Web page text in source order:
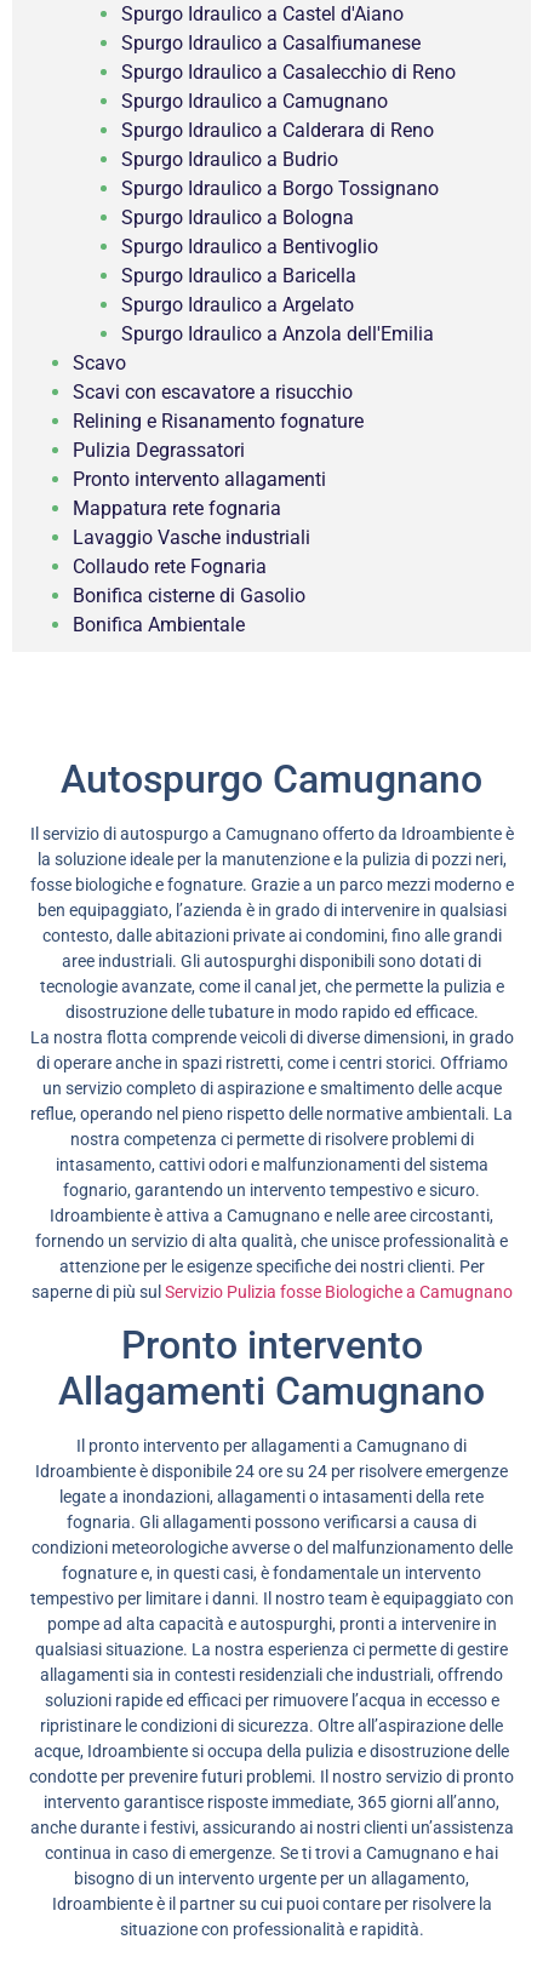
Spurgo Idraulico a Castel d'Aiano
Spurgo Idraulico a Casalfiumanese
Spurgo Idraulico a Casalecchio di Reno
Spurgo Idraulico a Camugnano
Spurgo Idraulico a Calderara di Reno
Spurgo Idraulico a Budrio
Spurgo Idraulico a Borgo Tossignano
Spurgo Idraulico a Bologna
Spurgo Idraulico a Bentivoglio
Spurgo Idraulico a Baricella
Spurgo Idraulico a Argelato
Spurgo Idraulico a Anzola dell'Emilia
Scavo
Scavi con escavatore a risucchio
Relining e Risanamento fognature
Pulizia Degrassatori
Pronto intervento allagamenti
Mappatura rete fognaria
Lavaggio Vasche industriali
Collaudo rete Fognaria
Bonifica cisterne di Gasolio
Bonifica Ambientale
Autospurgo Camugnano
Il servizio di autospurgo a Camugnano offerto da Idroambiente è
la soluzione ideale per la manutenzione e la pulizia di pozzi neri,
fosse biologiche e fognature. Grazie a un parco mezzi moderno e
ben equipaggiato, l’azienda è in grado di intervenire in qualsiasi
contesto, dalle abitazioni private ai condomini, fino alle grandi
aree industriali. Gli autospurghi disponibili sono dotati di
tecnologie avanzate, come il canal jet, che permette la pulizia e
disostruzione delle tubature in modo rapido ed efficace.
La nostra flotta comprende veicoli di diverse dimensioni, in grado
di operare anche in spazi ristretti, come i centri storici. Offriamo
un servizio completo di aspirazione e smaltimento delle acque
reflue, operando nel pieno rispetto delle normative ambientali. La
nostra competenza ci permette di risolvere problemi di
intasamento, cattivi odori e malfunzionamenti del sistema
fognario, garantendo un intervento tempestivo e sicuro.
Idroambiente è attiva a Camugnano e nelle aree circostanti,
fornendo un servizio di alta qualità, che unisce professionalità e
attenzione per le esigenze specifiche dei nostri clienti. Per
saperne di più sul Servizio Pulizia fosse Biologiche a Camugnano
Pronto intervento
Allagamenti Camugnano
Il pronto intervento per allagamenti a Camugnano di
Idroambiente è disponibile 24 ore su 24 per risolvere emergenze
legate a inondazioni, allagamenti o intasamenti della rete
fognaria. Gli allagamenti possono verificarsi a causa di
condizioni meteorologiche avverse o del malfunzionamento delle
fognature e, in questi casi, è fondamentale un intervento
tempestivo per limitare i danni. Il nostro team è equipaggiato con
pompe ad alta capacità e autospurghi, pronti a intervenire in
qualsiasi situazione. La nostra esperienza ci permette di gestire
allagamenti sia in contesti residenziali che industriali, offrendo
soluzioni rapide ed efficaci per rimuovere l’acqua in eccesso e
ripristinare le condizioni di sicurezza. Oltre all’aspirazione delle
acque, Idroambiente si occupa della pulizia e disostruzione delle
condotte per prevenire futuri problemi. Il nostro servizio di pronto
intervento garantisce risposte immediate, 365 giorni all’anno,
anche durante i festivi, assicurando ai nostri clienti un’assistenza
continua in caso di emergenze. Se ti trovi a Camugnano e hai
bisogno di un intervento urgente per un allagamento,
Idroambiente è il partner su cui puoi contare per risolvere la
situazione con professionalità e rapidità.